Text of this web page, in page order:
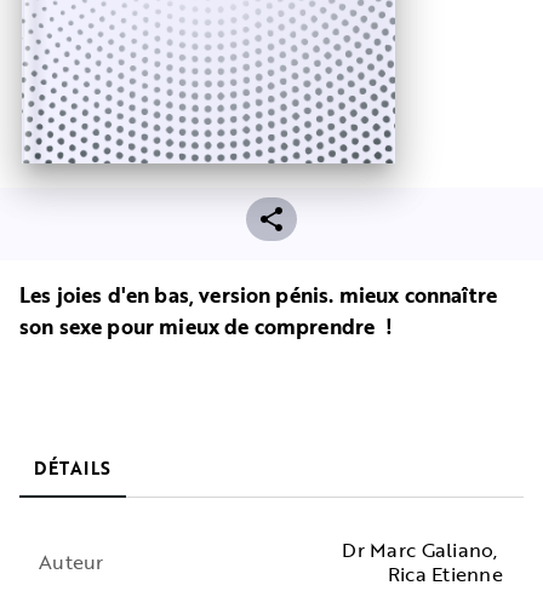
Les joies d'en bas, version pénis. mieux connaître
son sexe pour mieux de comprendre !
DÉTAILS
Auteur Dr Marc Galiano,
Rica Etienne